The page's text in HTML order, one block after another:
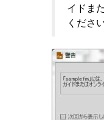
イドま
ください